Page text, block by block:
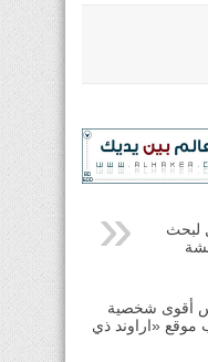
لبحث
أقوى شخصية
موقع «اراوند ذي